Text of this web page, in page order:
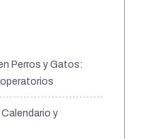
Perros y Gatos:
y